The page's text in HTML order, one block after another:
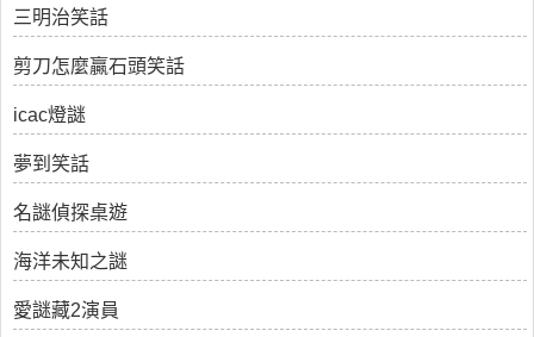
三明治笑話
剪刀怎麼贏石頭笑話
icac燈謎
夢到笑話
名謎偵探桌遊
海洋未知之謎
愛謎藏2演員